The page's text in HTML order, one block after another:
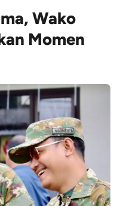
Wako
Momen